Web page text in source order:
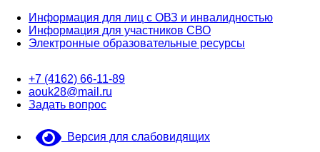
Информация для лиц с ОВЗ и инвалидностью
Информация для участников СВО
Электронные образовательные ресурсы
+7 (4162) 66-11-89
aouk28@mail.ru
Задать вопрос
Версия для слабовидящих